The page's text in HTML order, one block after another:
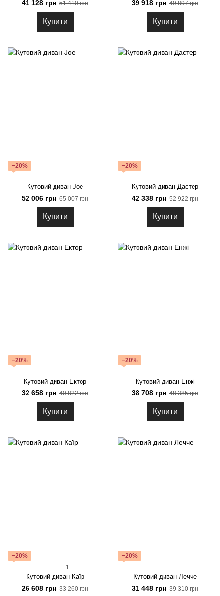
41 128 грн 51 410 грн
Купити
39 918 грн 49 897 грн
Купити
−20%
Кутовий диван Joe
52 006 грн 65 007 грн
Купити
−20%
Кутовий диван Дастер
42 338 грн 52 922 грн
Купити
−20%
Кутовий диван Ектор
32 658 грн 40 822 грн
Купити
−20%
Кутовий диван Енжі
38 708 грн 48 385 грн
Купити
−20%
1
Кутовий диван Каїр
26 608 грн 33 260 грн
−20%
Кутовий диван Лечче
31 448 грн 39 310 грн